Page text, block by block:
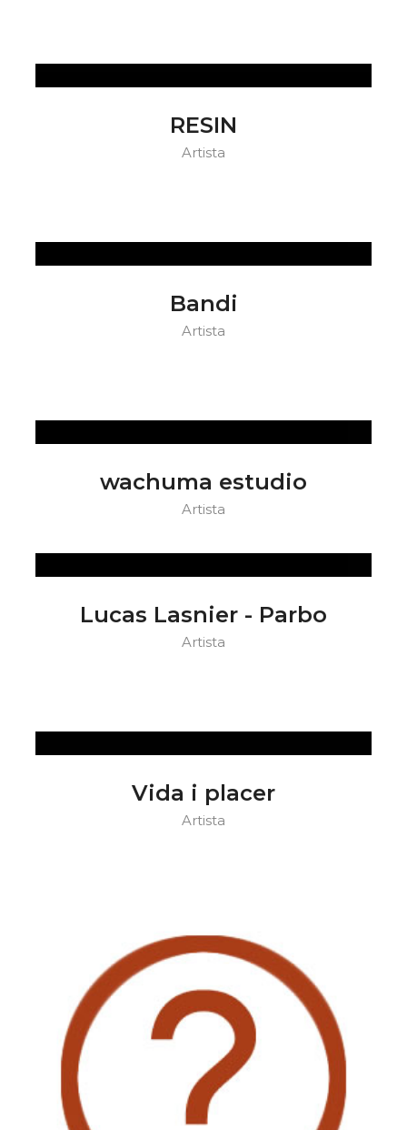
RESIN
Artista
Bandi
Artista
wachuma estudio
Artista
Lucas Lasnier - Parbo
Artista
Vida i placer
Artista